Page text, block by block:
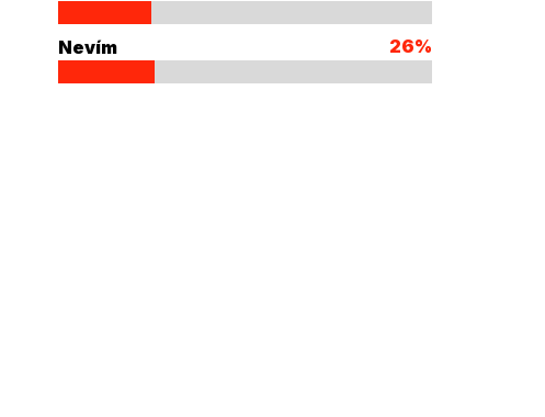
Nevím 26%